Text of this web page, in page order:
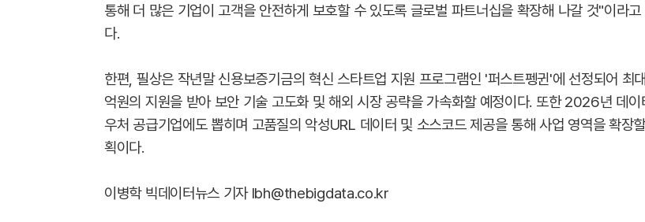
통해 더 많은 기업이 고객을 안전하게 보호할 수 있도록 글로벌 파트너십을 확장해 나갈 것"이라고
다.
한편, 필상은 작년말 신용보증기금의 혁신 스타트업 지원 프로그램인 '퍼스트펭귄'에 선정되어 최
억원의 지원을 받아 보안 기술 고도화 및 해외 시장 공략을 가속화할 예정이다. 또한 2026년 데이
우처 공급기업에도 뽑히며 고품질의 악성URL 데이터 및 소스코드 제공을 통해 사업 영역을 확장
획이다.
이병학 빅데이터뉴스 기자 lbh@thebigdata.co.kr